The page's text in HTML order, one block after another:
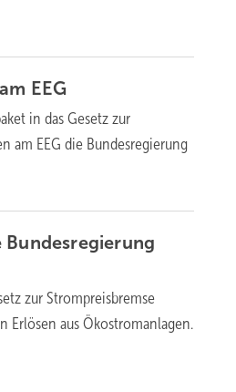
EEG
in das Gesetz zur
am EEG die Bundesregierung
zur Strompreisbremse
Erlösen aus Ökostromanlagen.